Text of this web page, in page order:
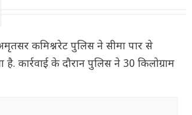
कमिश्नरेट पुलिस ने सीमा पार से
कार्रवाई के दौरान पुलिस ने 30 किलोग्राम